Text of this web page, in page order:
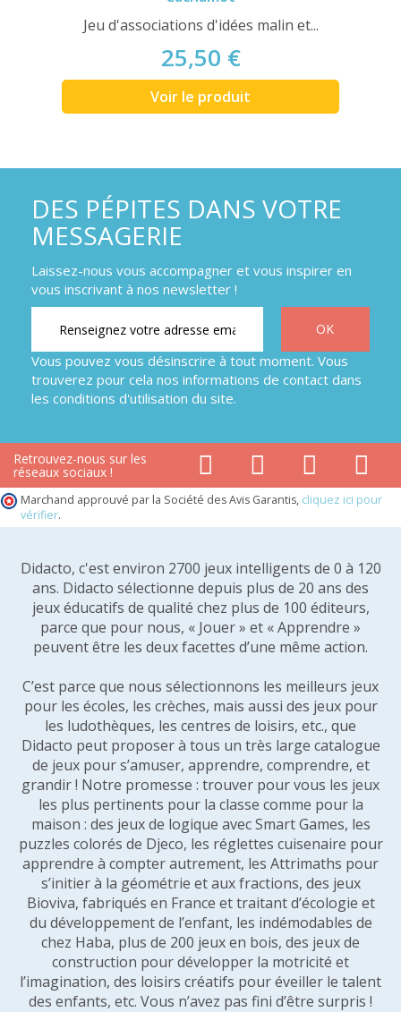
Jeu d'associations d'idées malin et...
25,50 €
Voir le produit
DES PÉPITES DANS VOTRE
MESSAGERIE
Laissez-nous vous accompagner et vous inspirer en
vous inscrivant à nos newsletter !
Vous pouvez vous désinscrire à tout moment. Vous
trouverez pour cela nos informations de contact dans
les conditions d'utilisation du site.
Retrouvez-nous sur les
réseaux sociaux !
Marchand approuvé par la Société des Avis Garantis, cliquez ici pour
vérifier.
Didacto, c'est environ 2700 jeux intelligents de 0 à 120
ans. Didacto sélectionne depuis plus de 20 ans des
jeux éducatifs de qualité chez plus de 100 éditeurs,
parce que pour nous, « Jouer » et « Apprendre »
peuvent être les deux facettes d’une même action.
C’est parce que nous sélectionnons les meilleurs jeux
pour les écoles, les crèches, mais aussi des jeux pour
les ludothèques, les centres de loisirs, etc., que
Didacto peut proposer à tous un très large catalogue
de jeux pour s’amuser, apprendre, comprendre, et
grandir ! Notre promesse : trouver pour vous les jeux
les plus pertinents pour la classe comme pour la
maison : des jeux de logique avec Smart Games, les
puzzles colorés de Djeco, les réglettes cuisenaire pour
apprendre à compter autrement, les Attrimaths pour
s’initier à la géométrie et aux fractions, des jeux
Bioviva, fabriqués en France et traitant d’écologie et
du développement de l’enfant, les indémodables de
chez Haba, plus de 200 jeux en bois, des jeux de
construction pour développer la motricité et
l’imagination, des loisirs créatifs pour éveiller le talent
des enfants, etc. Vous n’avez pas fini d’être surpris !